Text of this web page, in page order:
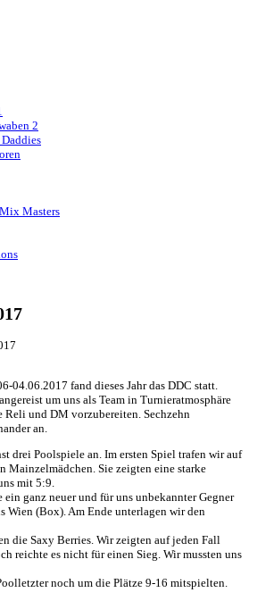
2
Masters
04.06.2017 fand dieses Jahr das DDC statt.
um uns als Team in Turnieratmosphäre
Reli und DM vorzubereiten. Sechzehn
an.
drei Poolspiele an. Im ersten Spiel trafen wir auf
Mainzelmädchen. Sie zeigten eine starke
mit 5:9.
ganz neuer und für uns unbekannter Gegner
Wien (Box). Am Ende unterlagen wir den
die Saxy Berries. Wir zeigten auf jeden Fall
reichte es nicht für einen Sieg. Wir mussten uns
noch um die Plätze 9-16 mitspielten.